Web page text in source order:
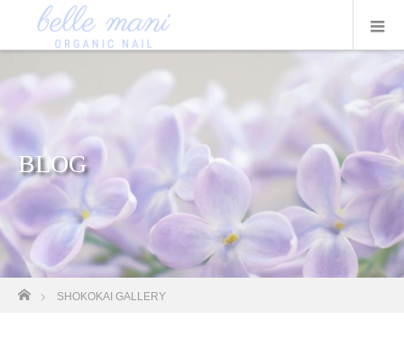
BLOG
ホーム
SHOKOKAI GALLERY